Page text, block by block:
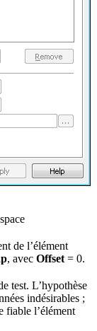
de l’élément
, avec Offset = 0.
test. L’hypothèse
indésirables ;
fiable l’élément